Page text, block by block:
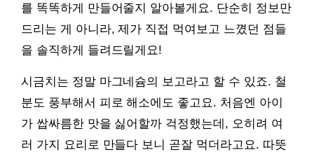
를 똑똑하게 만들어줄지 알아볼게요. 단순히 정보만
드리는 게 아니라, 제가 직접 먹여보고 느꼈던 점들
을 솔직하게 들려드릴게요!
시금치는 정말 마그네슘의 보고라고 할 수 있죠. 철
분도 풍부해서 피로 해소에도 좋고요. 처음엔 아이
가 쌉싸름한 맛을 싫어할까 걱정했는데, 오히려 여
러 가지 요리로 만들다 보니 곧잘 먹더라고요. 따뜻